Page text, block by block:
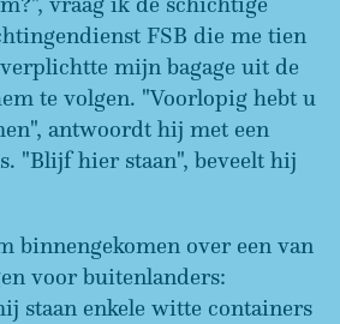
FSB die me tien
mijn bagage uit de
te volgen. "Voorlopig hebt u
antwoordt hij met een
"Blijf hier staan", beveelt hij
binnengekomen over een van
voor buitenlanders:
staan enkele witte containers